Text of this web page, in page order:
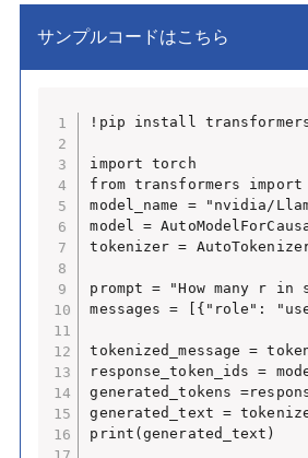
サンプルコードはこちら
!pip install
import torch
from transformers import
model_name = "nvidia/
model =
tokenizer =
prompt = "How many r in
messages = [{"role":
tokenized_message =
response_token_ids =
generated_tokens
generated_text =
print(generated_text)